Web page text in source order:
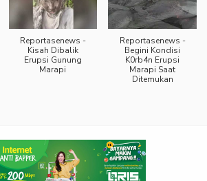
Reportasenews -
Kisah Dibalik
Erupsi Gunung
Marapi
Reportasenews -
Begini Kondisi
K0rb4n Erupsi
Marapi Saat
Ditemukan